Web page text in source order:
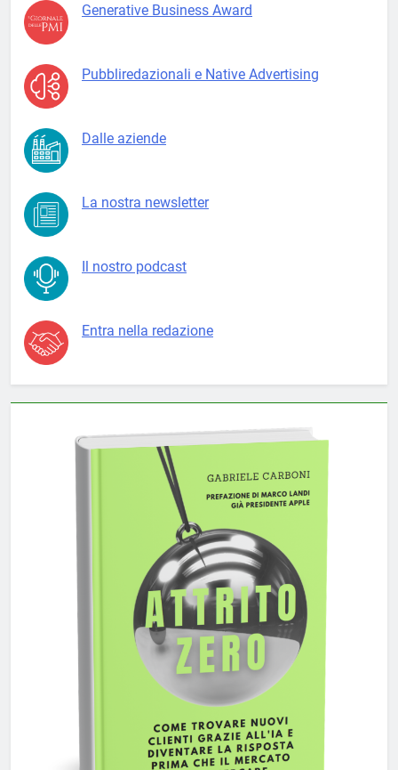
Generative Business Award
Pubbliredazionali e Native Advertising
Dalle aziende
La nostra newsletter
Il nostro podcast
Entra nella redazione